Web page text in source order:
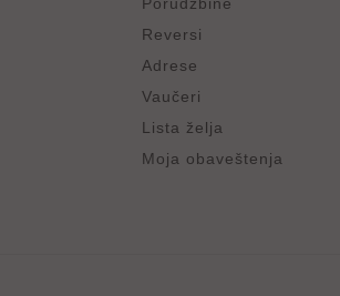
Reversi
Adrese
Vaučeri
Lista želja
Moja obaveštenja